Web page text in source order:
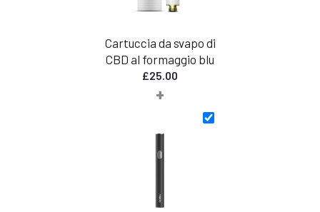
Cartuccia da svapo di
CBD al formaggio blu
£25.00
+